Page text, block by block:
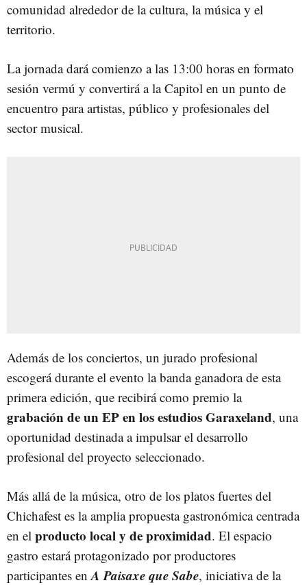
comunidad alrededor de la cultura, la música y el
territorio.
La jornada dará comienzo a las 13:00 horas en formato
sesión vermú y convertirá a la Capitol en un punto de
encuentro para artistas, público y profesionales del
sector musical.
Además de los conciertos, un jurado profesional
escogerá durante el evento la banda ganadora de esta
primera edición, que recibirá como premio la
grabación de un EP en los estudios Garaxeland, una
oportunidad destinada a impulsar el desarrollo
profesional del proyecto seleccionado.
Más allá de la música, otro de los platos fuertes del
Chichafest es la amplia propuesta gastronómica centrada
en el producto local y de proximidad. El espacio
gastro estará protagonizado por productores
participantes en A Paisaxe que Sabe, iniciativa de la